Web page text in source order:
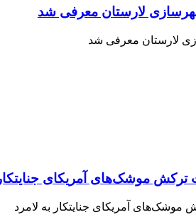
لارستان معرفی شد
موشک‌های آمریکای جنایتکار